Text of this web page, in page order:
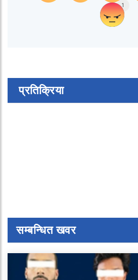
1
प्रतिक्रिया
सम्बन्धित खवर